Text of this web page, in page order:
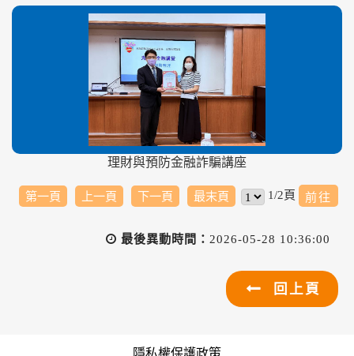
理財與預防金融詐騙講座
第一頁 上一頁 下一頁 最末頁 1/2頁
最後異動時間： 2026-05-28 10:36:00
回上頁
隱私權保護政策